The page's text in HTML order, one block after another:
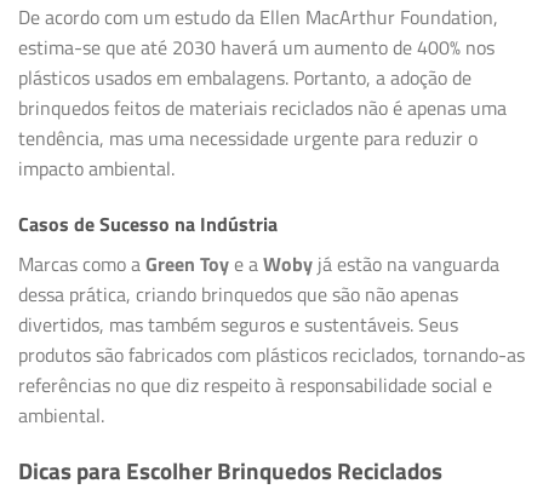
De acordo com um estudo da Ellen MacArthur Foundation,
estima-se que até 2030 haverá um aumento de 400% nos
plásticos usados em embalagens. Portanto, a adoção de
brinquedos feitos de materiais reciclados não é apenas uma
tendência, mas uma necessidade urgente para reduzir o
impacto ambiental.
Casos de Sucesso na Indústria
Marcas como aGreen Toye aWoby já estão na vanguarda
dessa prática, criando brinquedos que são não apenas
divertidos, mas também seguros e sustentáveis. Seus
produtos são fabricados com plásticos reciclados, tornando-as
referências no que diz respeito à responsabilidade social e
ambiental.
Dicas para Escolher Brinquedos Reciclados